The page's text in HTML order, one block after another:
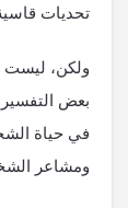
تحديات
ولكن، ليست
بعض
في حياة
ومشاعر